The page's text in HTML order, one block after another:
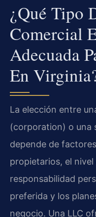
¿Qué Tipo
Comercial
Adecuada
En
La elección entre
(corporation) o una
depende de
propietarios, el
responsabilidad
preferida y los
negocio. Una LLC